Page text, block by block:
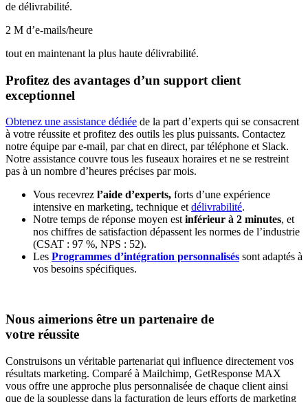
de délivrabilité.
2 M d’e-mails/heure
tout en maintenant la plus haute délivrabilité.
Profitez des avantages d’un support client
exceptionnel
Obtenez une assistance dédiée de la part d’experts qui se consacrent
à votre réussite et profitez des outils les plus puissants. Contactez
notre équipe par e-mail, par chat en direct, par téléphone et Slack.
Notre assistance couvre tous les fuseaux horaires et ne se restreint
pas à un nombre d’heures précises par mois.
Vous recevrez l’aide d’experts, forts d’une expérience
intensive en marketing, technique etdélivrabilité.
Notre temps de réponse moyen estinférieur à 2 minutes, et
nos chiffres de satisfaction dépassent les normes de l’industrie
(CSAT : 97 %, NPS : 52).
Les Programmes d’intégration personnalisés sont adaptés à
vos besoins spécifiques.
Nous aimerions être un partenaire de
votre réussite
Construisons un véritable partenariat qui influence directement vos
résultats marketing. Comparé à Mailchimp, GetResponse MAX
vous offre une approche plus personnalisée de chaque client ainsi
que de la souplesse dans la facturation de leurs efforts de marketing